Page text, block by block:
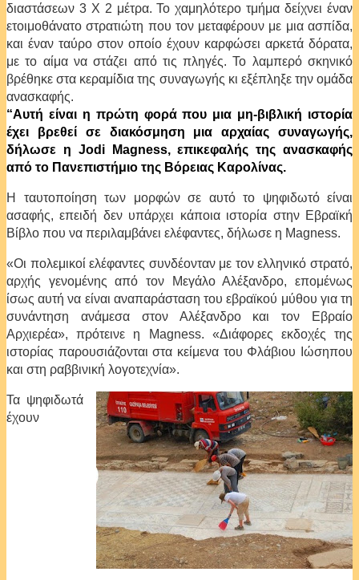
διαστάσεων 3 Χ 2 μέτρα. Το χαμηλότερο τμήμα δείχνει έναν
ετοιμοθάνατο στρατιώτη που τον μεταφέρουν με μια ασπίδα,
και έναν ταύρο στον οποίο έχουν καρφώσει αρκετά δόρατα,
με το αίμα να στάζει από τις πληγές. Το λαμπερό σκηνικό
βρέθηκε στα κεραμίδια της συναγωγής κι εξέπληξε την ομάδα
ανασκαφής.
“Αυτή είναι η πρώτη φορά που μια μη-βιβλική ιστορία
έχει βρεθεί σε διακόσμηση μια αρχαίας συναγωγής,
δήλωσε η Jodi Magness, επικεφαλής της ανασκαφής
από το Πανεπιστήμιο της Βόρειας Καρολίνας.
Η ταυτοποίηση των μορφών σε αυτό το ψηφιδωτό είναι
ασαφής, επειδή δεν υπάρχει κάποια ιστορία στην Εβραϊκή
Βίβλο που να περιλαμβάνει ελέφαντες, δήλωσε η Magness.
«Οι πολεμικοί ελέφαντες συνδέονταν με τον ελληνικό στρατό,
αρχής γενομένης από τον Μεγάλο Αλέξανδρο, επομένως
ίσως αυτή να είναι αναπαράσταση του εβραϊκού μύθου για τη
συνάντηση ανάμεσα στον Αλέξανδρο και τον Εβραίο
Αρχιερέα», πρότεινε η Magness. «Διάφορες εκδοχές της
ιστορίας παρουσιάζονται στα κείμενα του Φλάβιου Ιώσηπου
και στη ραββινική λογοτεχνία».
Τα ψηφιδωτά
έχουν